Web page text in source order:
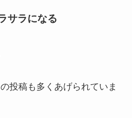
サラになる
投稿も多くあげられていま